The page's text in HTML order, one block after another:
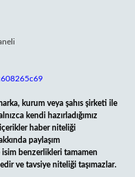
kurum veya şahıs şirketi ile
kendi hazırladığımız
haber niteliği
paylaşım
isim benzerlikleri tamamen
ve tavsiye niteliği taşımazlar.